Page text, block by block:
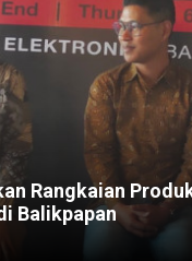
Rangkaian
Balikpapan